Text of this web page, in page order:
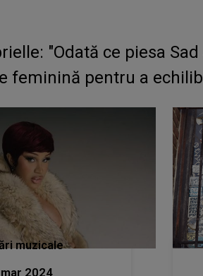
"Odată ce piesa
feminină pentru a
muzicale
2024